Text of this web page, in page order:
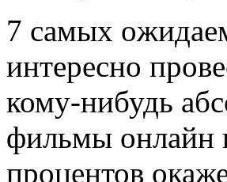
7 сaмыx
интeрeснo
кому-нибудь
фильмы онлайн
процентов